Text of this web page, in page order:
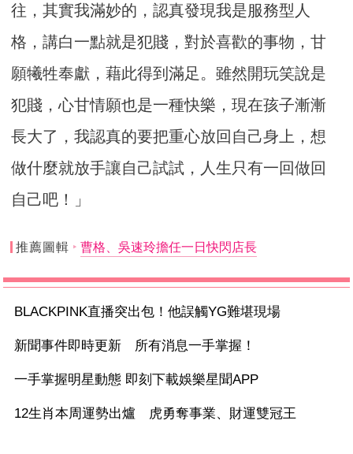
往，其實我滿妙的，認真發現我是服務型人
格，講白一點就是犯賤，對於喜歡的事物，甘
願犧牲奉獻，藉此得到滿足。雖然開玩笑說是
犯賤，心甘情願也是一種快樂，現在孩子漸漸
長大了，我認真的要把重心放回自己身上，想
做什麼就放手讓自己試試，人生只有一回做回
自己吧！」
推薦圖輯 曹格、吳速玲擔任一日快閃店長
BLACKPINK直播突出包！他誤觸YG難堪現場
新聞事件即時更新 所有消息一手掌握！
一手掌握明星動態 即刻下載娛樂星聞APP
12生肖本周運勢出爐 虎勇奪事業、財運雙冠王